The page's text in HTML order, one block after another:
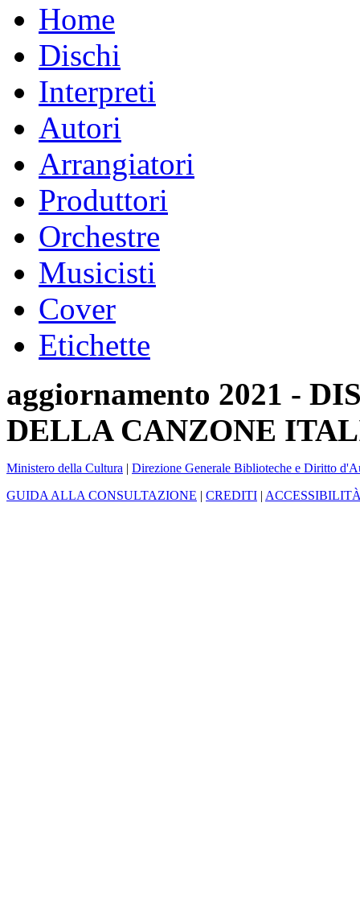
Home
Dischi
Interpreti
Autori
Arrangiatori
Produttori
Orchestre
Musicisti
Cover
Etichette
aggiornamento 2021 -
DELLA CANZONE
Ministero della Cultura | Direzione Generale Biblioteche e Diritto
GUIDA ALLA CONSULTAZIONE | CREDITI |